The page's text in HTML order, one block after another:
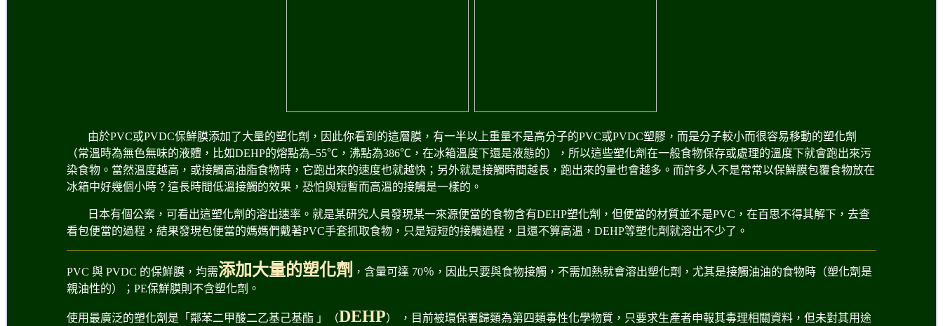
由於PVC或PVDC保鮮膜添加了大量的塑化劑，因此你看到的這層膜，有一半以上重量不是高分子的PVC或PVDC塑膠，而是分子較小而很容易移動的塑化劑
（常溫時為無色無味的液體，比如DEHP的熔點為–55℃，沸點為386℃，在冰箱溫度下還是液態的），所以這些塑化劑在一般食物保存或處理的溫度下就會跑出來污
染食物。當然溫度越高，或接觸高油脂食物時，它跑出來的速度也就越快；另外就是接觸時間越長，跑出來的量也會越多。而許多人不是常常以保鮮膜包覆食物放在
冰箱中好幾個小時？這長時間低溫接觸的效果，恐怕與短暫而高溫的接觸是一樣的。
日本有個公案，可看出這塑化劑的溶出速率。就是某研究人員發現某一來源便當的食物含有DEHP塑化劑，但便當的材質並不是PVC，在百思不得其解下，去查
看包便當的過程，結果發現包便當的媽媽們戴著PVC手套抓取食物，只是短短的接觸過程，且還不算高溫，DEHP等塑化劑就溶出不少了。
PVC 與 PVDC 的保鮮膜，均需添加大量的塑化劑 ，含量可達 70％，因此只要與食物接觸，不需加熱就會溶出塑化劑，尤其是接觸油油的食物時（塑化劑是
親油性的）；PE保鮮膜則不含塑化劑。
使用 最廣泛的塑化劑是「鄰苯二甲酸二乙基己基酯 」（DEHP） ，目前被環保署歸類為第四類毒性化學物質，只要求生產者申報其毒理相關資料，但未對其用途